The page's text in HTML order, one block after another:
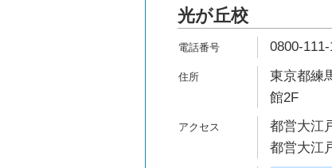
光が丘校
0800-
東京都練
館2F
都営大江
都営大江